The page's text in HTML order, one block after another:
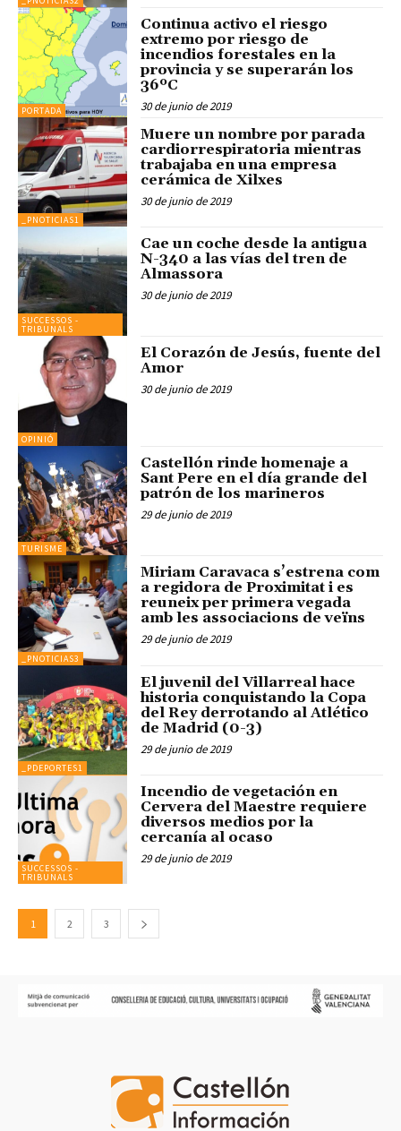
PORTADA
Continua activo el riesgo
extremo por riesgo de
incendios forestales en la
provincia y se superarán los
36ºC
30 de junio de 2019
_PNOTICIAS1
Muere un nombre por parada
cardiorrespiratoria mientras
trabajaba en una empresa
cerámica de Xilxes
30 de junio de 2019
SUCCESSOS -
TRIBUNALS
Cae un coche desde la antigua
N-340 a las vías del tren de
Almassora
30 de junio de 2019
OPINIÓ
El Corazón de Jesús, fuente del
Amor
30 de junio de 2019
TURISME
Castellón rinde homenaje a
Sant Pere en el día grande del
patrón de los marineros
29 de junio de 2019
_PNOTICIAS3
Miriam Caravaca s’estrena com
a regidora de Proximitat i es
reuneix per primera vegada
amb les associacions de veïns
29 de junio de 2019
_PDEPORTES1
El juvenil del Villarreal hace
historia conquistando la Copa
del Rey derrotando al Atlético
de Madrid (0-3)
29 de junio de 2019
SUCCESSOS -
TRIBUNALS
Incendio de vegetación en
Cervera del Maestre requiere
diversos medios por la
cercanía al ocaso
29 de junio de 2019
1 2 3